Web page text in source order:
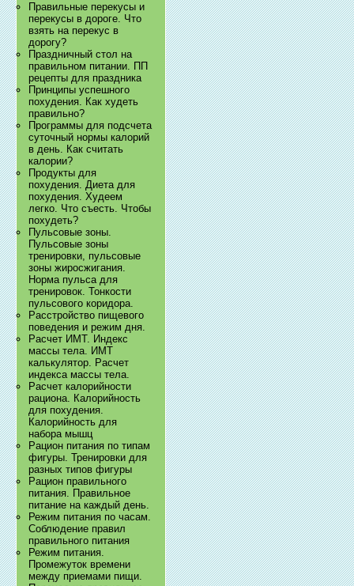
Правильные перекусы и
перекусы в дороге. Что
взять на перекус в
дорогу?
Праздничный стол на
правильном питании. ПП
рецепты для праздника
Принципы успешного
похудения. Как худеть
правильно?
Программы для подсчета
суточный нормы калорий
в день. Как считать
калории?
Продукты для
похудения. Диета для
похудения. Худеем
легко. Что съесть. Чтобы
похудеть?
Пульсовые зоны.
Пульсовые зоны
тренировки, пульсовые
зоны жиросжигания.
Норма пульса для
тренировок. Тонкости
пульсового коридора.
Расстройство пищевого
поведения и режим дня.
Расчет ИМТ. Индекс
массы тела. ИМТ
калькулятор. Расчет
индекса массы тела.
Расчет калорийности
рациона. Калорийность
для похудения.
Калорийность для
набора мышц
Рацион питания по типам
фигуры. Тренировки для
разных типов фигуры
Рацион правильного
питания. Правильное
питание на каждый день.
Режим питания по часам.
Соблюдение правил
правильного питания
Режим питания.
Промежуток времени
между приемами пищи.